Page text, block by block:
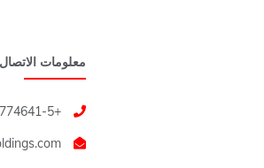
معلومات الاتصال
+234-201-2774641-5